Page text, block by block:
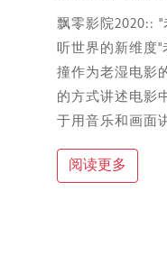
飘零影院2020::
听世界的新维度
撞作为老湿电影
的方式讲述电影
于用音乐和画面
阅读更多